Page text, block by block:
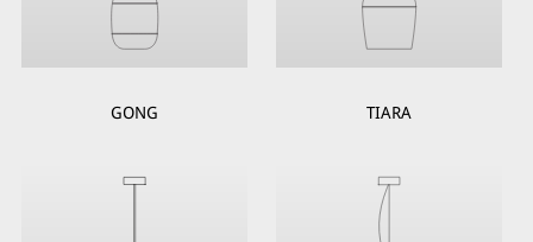
GONG TIARA